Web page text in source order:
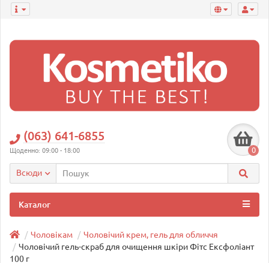
(063) 641-6855
Щоденно: 09:00 - 18:00 0
Всюди
Каталог
Чоловікам
Чоловічий крем, гель для обличчя
Чоловічий гель-скраб для очищення шкіри Фітс Ексфоліант
100 г